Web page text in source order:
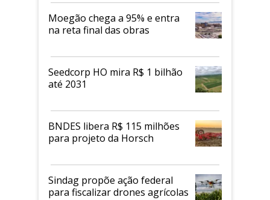
Moegão chega a 95% e entra
na reta final das obras
Seedcorp HO mira R$ 1 bilhão
até 2031
BNDES libera R$ 115 milhões
para projeto da Horsch
Sindag propõe ação federal
para fiscalizar drones agrícolas